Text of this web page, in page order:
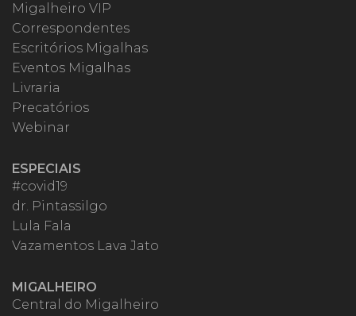
Migalheiro VIP
Correspondentes
Escritórios Migalhas
Eventos Migalhas
Livraria
Precatórios
Webinar
ESPECIAIS
#covid19
dr. Pintassilgo
Lula Fala
Vazamentos Lava Jato
MIGALHEIRO
Central do Migalheiro